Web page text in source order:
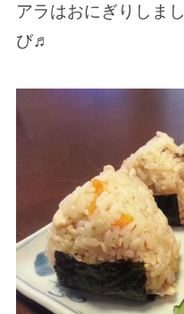
アラはおにぎりしま
び♬